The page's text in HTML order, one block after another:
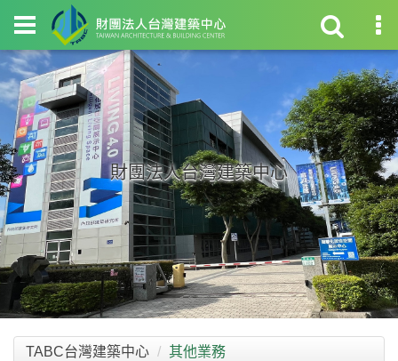
財團法人台灣建築中心
TABC台灣建築中心 其他業務